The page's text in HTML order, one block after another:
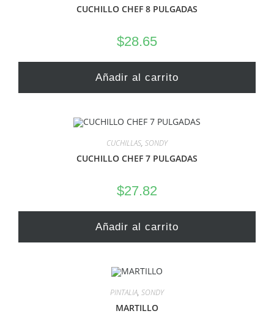
CUCHILLO CHEF 8 PULGADAS
$28.65
Añadir al carrito
CUCHILLAS, SONDY
CUCHILLO CHEF 7 PULGADAS
$27.82
Añadir al carrito
PINTALIA, SONDY
MARTILLO